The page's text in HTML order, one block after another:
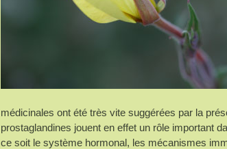
médicinales ont été très vite suggérées par la
prostaglandines jouent en effet un rôle important
ce soit le système hormonal, les mécanismes